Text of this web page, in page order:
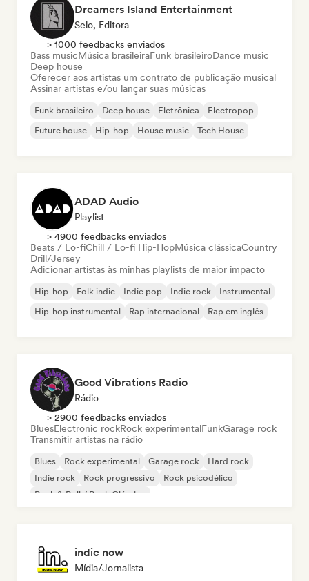
Dreamers Island Entertainment
Selo, Editora
> 1000 feedbacks enviados
Bass musicMúsica brasileiraFunk brasileiroDance music
Deep house
Oferecer aos artistas um contrato de publicação musical
Assinar artistas e/ou lançar suas músicas
Funk brasileiro Deep house Eletrônica
Electropop
Future house
Hip-hop House music Tech House
ADAD Audio
Playlist
> 4900 feedbacks enviados
Beats / Lo-fiChill / Lo-fi Hip-HopMúsica clássicaCountry
Drill/Jersey
Adicionar artistas às minhas playlists de maior impacto
Hip-hop Folk indie Indie pop Indie rock
Instrumental
Hip-hop instrumental
Rap internacional Rap em inglês
Good Vibrations Radio
Rádio
> 2900 feedbacks enviados
BluesElectronic rockRock experimentalFunkGarage rock
Transmitir artistas na rádio
Blues Rock experimental Garage rock
Hard rock
Indie rock
Rock progressivo
Rock psicodélico
Rock & Roll / Rock Clássico
indie now
Mídia/Jornalista